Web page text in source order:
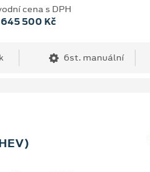
cena s DPH
645 500 Kč
6st. manuální